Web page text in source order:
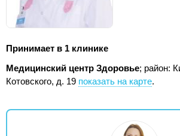
Принимает в 1 клинике
Медицинский центр Здоровье; район:
Котовского, д. 19 показать на карте.